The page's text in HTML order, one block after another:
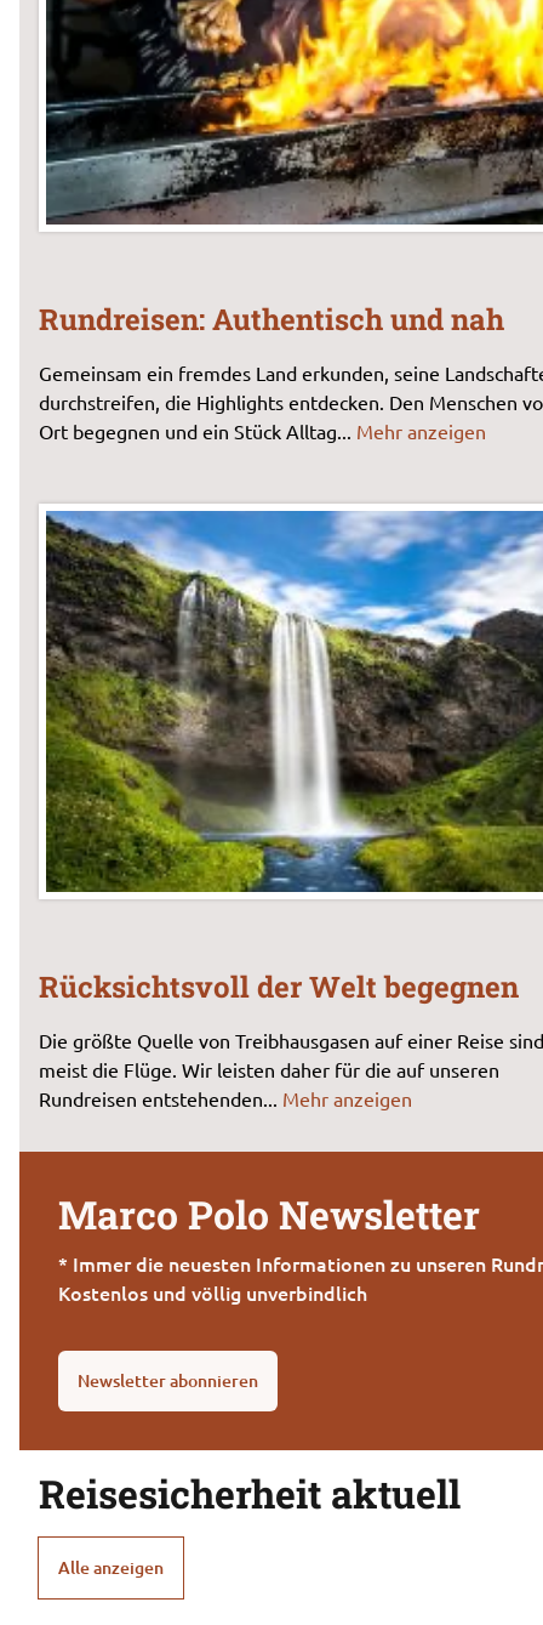
Rundreisen: Authentisch und nah
Gemeinsam ein fremdes Land erkunden, seine
durchstreifen, die Highlights entdecken. Den Menschen
Ort begegnen und ein Stück Alltag... Mehr anzeigen
Rücksichtsvoll der Welt begegnen
Die größte Quelle von Treibhausgasen auf einer Reise sind
meist die Flüge. Wir leisten daher für die auf unseren
Rundreisen entstehenden... Mehr anzeigen
Marco Polo Newsletter
* Immer die neuesten Informationen zu unseren
Kostenlos und völlig unverbindlich
Newsletter abonnieren
Reisesicherheit aktuell
Alle anzeigen